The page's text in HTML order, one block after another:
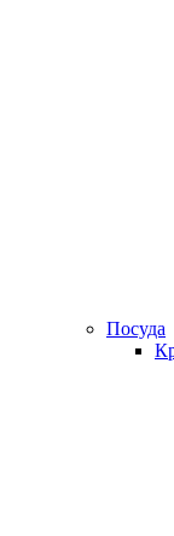
Посуда